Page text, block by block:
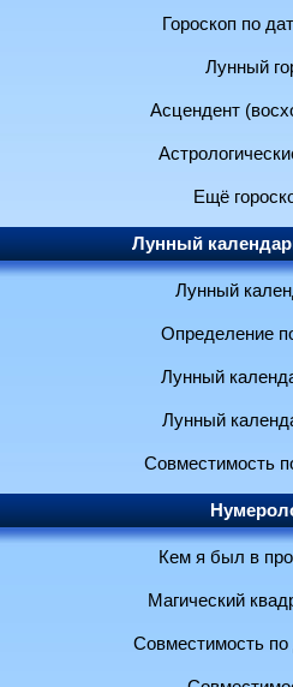
Гороскоп по
Лунный
Асцендент
Ещё
Лунный
Лунный
Определение
Лунный
Лунный
Совместимость
Кем я был в
Магический
Совместимость по